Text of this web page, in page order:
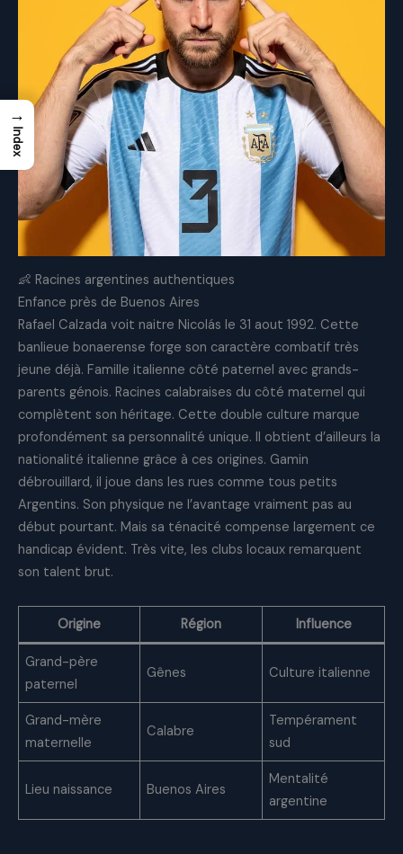
👶 Racines argentines authentiques
Enfance près de Buenos Aires
Rafael Calzada voit naitre Nicolás le 31 aout 1992. Cette
banlieue bonaerense forge son caractère combatif très
jeune déjà. Famille italienne côté paternel avec grands-
parents génois. Racines calabraises du côté maternel qui
complètent son héritage. Cette double culture marque
profondément sa personnalité unique. Il obtient d’ailleurs la
nationalité italienne grâce à ces origines. Gamin
débrouillard, il joue dans les rues comme tous petits
Argentins. Son physique ne l’avantage vraiment pas au
début pourtant. Mais sa ténacité compense largement ce
handicap évident. Très vite, les clubs locaux remarquent
son talent brut.
Origine Région Influence
Grand-père
paternel
Gênes Culture italienne
Grand-mère
maternelle
Calabre
Tempérament
sud
Lieu naissance Buenos Aires
Mentalité
argentine
→
Index